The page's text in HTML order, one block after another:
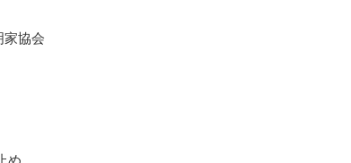
家協会
め